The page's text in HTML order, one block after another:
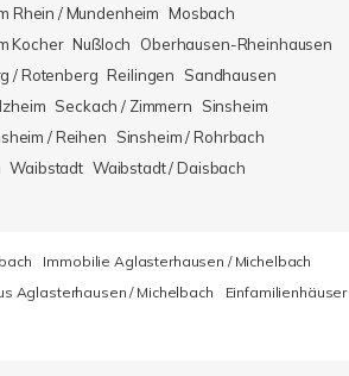
Rhein / Mundenheim Mosbach
Kocher Nußloch
Oberhausen-Rheinhausen
/ Rotenberg Reilingen
Sandhausen
Seckach / Zimmern
Sinsheim
/ Reihen
Sinsheim / Rohrbach
Waibstadt Waibstadt / Daisbach
Immobilie Aglasterhausen / Michelbach
Aglasterhausen / Michelbach
Einfamilienhäuser